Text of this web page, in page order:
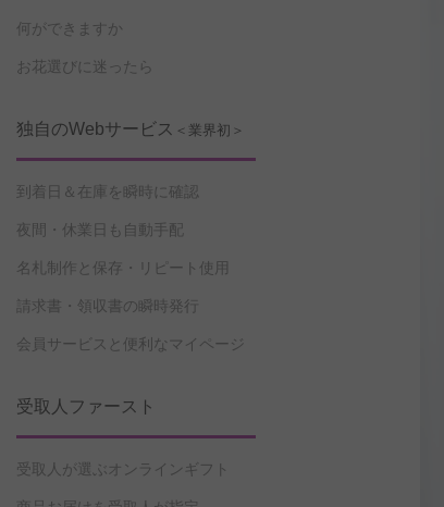
何ができますか
お花選びに迷ったら
独自のWebサービス ＜業界初＞
到着日＆在庫を瞬時に確認
夜間・休業日も自動手配
名札制作と保存・リピート使用
請求書・領収書の瞬時発行
会員サービスと便利なマイページ
受取人ファースト
受取人が選ぶオンラインギフト